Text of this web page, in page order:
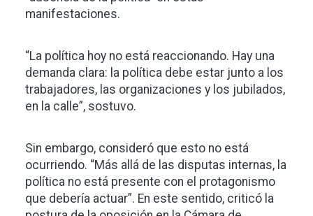
manifestaciones.
“La política hoy no está reaccionando. Hay una
demanda clara: la política debe estar junto a los
trabajadores, las organizaciones y los jubilados,
en la calle”, sostuvo.
Sin embargo, consideró que esto no está
ocurriendo. “Más allá de las disputas internas, la
política no está presente con el protagonismo
que debería actuar”. En este sentido, criticó la